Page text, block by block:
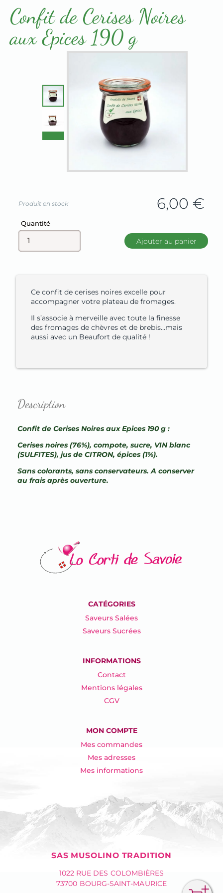
Confit de Cerises Noires
aux Epices 190 g
6,00 €
Produit en stock
Champ
Quantité
Ajouter au panier
Ce confit de cerises noires excelle pour
accompagner votre plateau de fromages.
Il s’associe à merveille avec toute la finesse
des fromages de chèvres et de brebis…mais
aussi avec un Beaufort de qualité !
Description
Confit de Cerises Noires aux Epices 190 g :
Cerises noires (76%), compote, sucre, VIN blanc
(SULFITES), jus de CITRON, épices (1%).
Sans colorants, sans conservateurs. A conserver
au frais après ouverture.
CATÉGORIES
Saveurs Salées
Saveurs Sucrées
INFORMATIONS
Contact
Mentions légales
CGV
MON COMPTE
Mes commandes
Mes adresses
Mes informations
SAS MUSOLINO TRADITION
1022 RUE DES COLOMBIÈRES
73700 BOURG-SAINT-MAURICE